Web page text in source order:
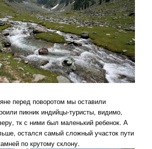
перед поворотом мы оставили
пикник индийцы-туристы, видимо,
тк с ними был маленький ребенок. А
остался самый сложный участок пути
по крутому склону.